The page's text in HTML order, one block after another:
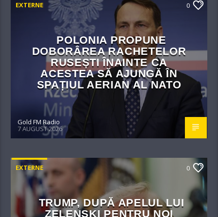
EXTERNE 0
POLONIA PROPUNE
DOBORÂREA RACHETELOR
RUSEȘTI ÎNAINTE CA
ACESTEA SĂ AJUNGĂ ÎN
SPAȚIUL AERIAN AL NATO
Gold FM Radio
7 AUGUST 2026
EXTERNE 0
TRUMP, DUPĂ APELUL LUI
ZELENSKI PENTRU NOI